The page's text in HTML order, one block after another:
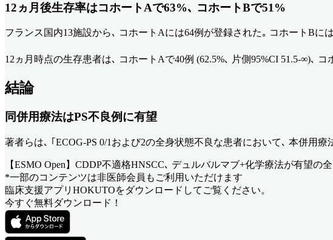
12ヵ月後生存率はコホートAで63%､ コホートBで51%
フランス国内13施設から､ コホートAには64例が登録された｡ コホートBに
12ヵ月時点の生存患者は､ コホートAで40例 (62.5%､ 片側95%CI 51.5-∞)､
結論
同併用療法はPS不良例に有望
著者らは､ ｢ECOG-PS 0/1および2の全身状態不良な患者において､ 本併用
【ESMO Open】CDDP不適格HNSCC､ デュルバルマブ+化学療法が有望の
*一部のコンテンツは非医師会員もご利用いただけます
臨床支援アプリHOKUTOをダウンロードしてご覧ください。
今すぐ無料ダウンロード！